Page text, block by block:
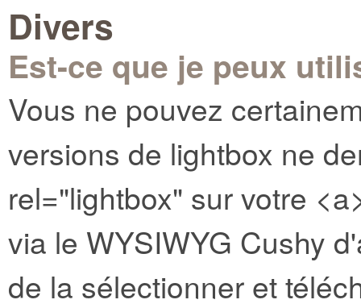
Divers
Est-ce que je peux
Vous ne pouvez
versions de lightbox ne
rel="lightbox" sur votre
via le WYSIWYG Cushy
de la sélectionner et